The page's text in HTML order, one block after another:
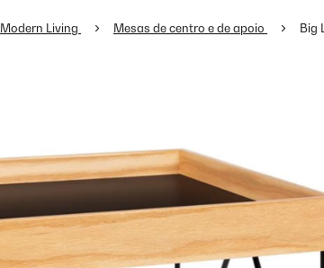
Modern Living Mesas de centro e de apoio Big